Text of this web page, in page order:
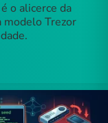
o alicerce da
modelo Trezor